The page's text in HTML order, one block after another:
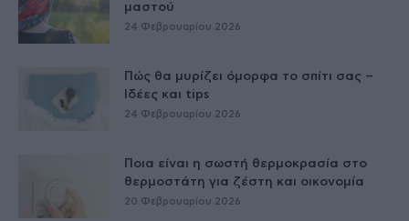
μαστού
24 Φεβρουαρίου 2026
Πώς θα μυρίζει όμορφα το σπίτι σας –
Ιδέες και tips
24 Φεβρουαρίου 2026
Ποια είναι η σωστή θερμοκρασία στο
θερμοστάτη για ζέστη και οικονομία
20 Φεβρουαρίου 2026